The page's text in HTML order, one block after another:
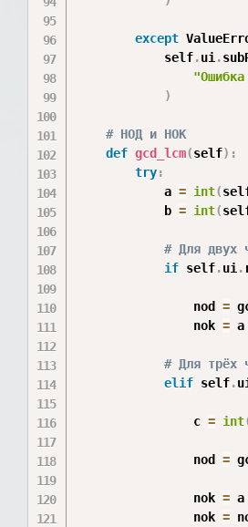
except
            self
.ui .
)
# НОД и НОК
def gcd_lcm(self) :
try:
            a
= int(
            b
= int(
# Для двух
if self.ui .
                nod
=
                nok
= a
# Для трёх
elif self.
                c
= int
                nod
=
                nok
= a
                nok
=